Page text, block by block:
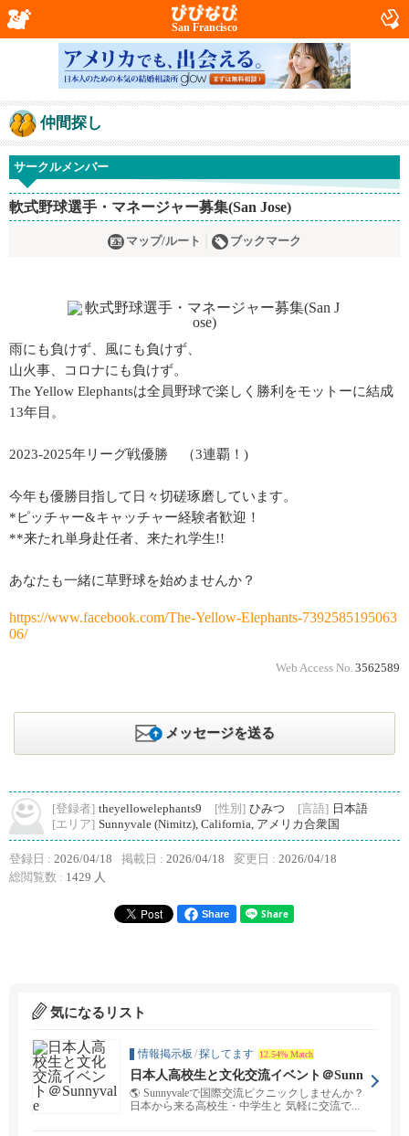
San Francisco
仲間探し
サークルメンバー
軟式野球選手・マネージャー募集(San Jose)
マップ/ルート ブックマーク
雨にも負けず、風にも負けず、
山火事、コロナにも負けず。
The Yellow Elephantsは全員野球で楽しく勝利をモットーに結成
13年目。
2023‐2025年リーグ戦優勝 （3連覇！)
今年も優勝目指して日々切磋琢磨しています。
*ピッチャー&キャッチャー経験者歓迎！
**来たれ単身赴任者、来たれ学生!!
あなたも一緒に草野球を始めませんか？
https://www.facebook.com/The-Yellow-Elephants-7392585195063
06/
Web Access No. 3562589
メッセージを送る
[登録者] theyellowelephants9 [性別] ひみつ [言語] 日本語
[エリア] Sunnyvale (Nimitz), California, アメリカ合衆国
登録日 : 2026/04/18 掲載日 : 2026/04/18 変更日 : 2026/04/18
総閲覧数 : 1429 人
Share
気になるリスト
情報掲示板 /探してます 12.54% Match
日本人高校生と文化交流イベント＠Sunn
yvale
🌎 Sunnyvaleで国際交流ピクニックしませんか？
日本から来る高校生・中学生と 気軽に交流で...